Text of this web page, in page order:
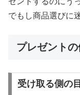
でもし商品選びに
プレゼント
受け取る側の